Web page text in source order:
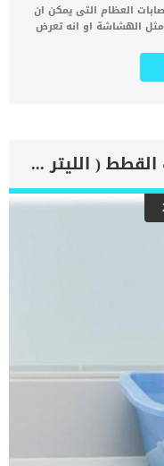
العظام التى يمكن ان
مثل الهشاشة او انه تعرض
بعض الصعوبات ويمر بالعديد
ومعرفة تفاصيل حالة
بألم الظهر والكتف
لأعلىالتصلبكما تجد
تلمس رقبته أو ظهره
على الإطلاق الكدمات
على المشي الترنح حمى
العظام عند القطط ؟
العضلات المحيطة
الجروح عدوى. اضطرابات
استقرار أجزاء من العمود
كيفية اختيار صندوق فضلات القطط ( الليتر بوكس )